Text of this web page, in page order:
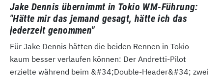
Jake Dennis übernimmt in Tokio WM-Führung:
"Hätte mir das jemand gesagt, hätte ich das
jederzeit genommen"
Für Jake Dennis hätten die beiden Rennen in Tokio
kaum besser verlaufen können: Der Andretti-Pilot
erzielte während beim &#34;Double-Header&#34; zwei